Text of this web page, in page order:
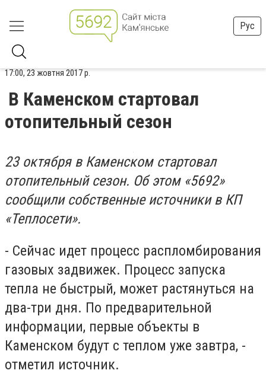
Рус
17:00, 23 жовтня 2017 р.
В Каменском стартовал
отопительный сезон
23 октября в Каменском стартовал
отопительный сезон. Об этом «5692»
сообщили собственные источники в КП
«Теплосети».
- Сейчас идет процесс распломбирования
газовых задвижек. Процесс запуска
тепла не быстрый, может растянуться на
два-три дня. По предварительной
информации, первые объекты в
Каменском будут с теплом уже завтра, -
отметил источник.